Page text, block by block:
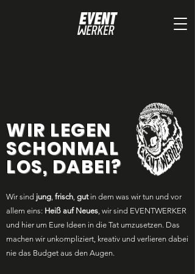
WIR LEGEN
SCHONMAL
LOS, DABEI?
Wir sind jung, frisch, gutin dem was wir tun und vor
allem eins: Heiß auf Neues, wir sind EVENTWERKER
und hier um Eure Ideen in die Tat umzusetzen. Das
machen wir unkompliziert, kreativ und verlieren dabei
nie das Budget aus den Augen.